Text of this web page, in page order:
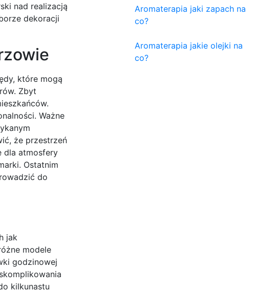
nad realizacją
dekoracji
które mogą
Zbyt
Ważne
że przestrzeń
dla atmosfery
Ostatnim
do
jak
modele
godzinowej
kilkunastu
Aromaterapia jaki zapach na
co?
Aromaterapia jakie olejki na
co?